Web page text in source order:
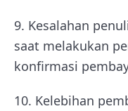
9. Kesalahan
saat melakukan
konfirmasi
10. Kelebihan